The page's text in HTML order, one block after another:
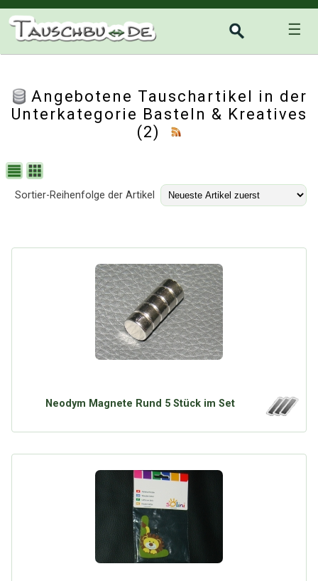
☰
Angebotene Tauschartikel in der
Unterkategorie Basteln & Kreatives
(2)
Sortier-Reihenfolge der Artikel
Neodym Magnete Rund 5 Stück im Set